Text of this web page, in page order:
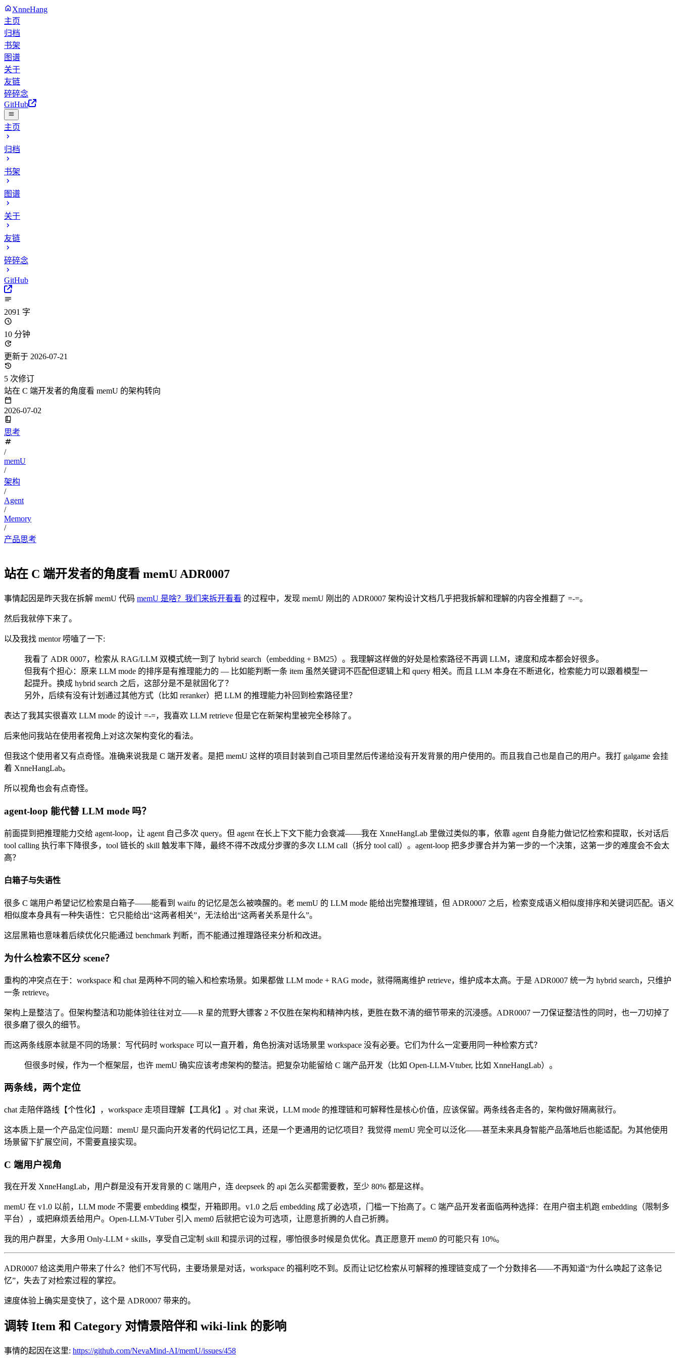
XnneHang
主页
归档
书架
图谱
关于
友链
碎碎念
GitHub
主页
归档
书架
图谱
关于
友链
碎碎念
GitHub
2091 字
10 分钟
更新于 2026-07-21
5 次修订
站在 C 端开发者的角度看 memU 的架构转向
2026-07-02
思考
/
memU
/
架构
/
Agent
/
Memory
/
产品思考
站在 C 端开发者的角度看 memU ADR0007
事情起因是昨天我在拆解 memU 代码 memU 是啥？我们来拆开看看 的过程中，发现 memU 刚出的 ADR0007 架构设计文档几乎把我拆解和理解的内容全推翻了 =-=。
然后我就停下来了。
以及我找 mentor 唠嗑了一下:
我看了 ADR 0007，检索从 RAG/LLM 双模式统一到了 hybrid search（embedding + BM25）。我理解这样做的好处是检索路径不再调 LLM，速度和成本都会好很多。
但我有个担心：原来 LLM mode 的排序是有推理能力的 — 比如能判断一条 item 虽然关键词不匹配但逻辑上和 query 相关。而且 LLM 本身在不断进化，检索能力可以跟着模型一
起提升。换成 hybrid search 之后，这部分是不是就固化了？
另外，后续有没有计划通过其他方式（比如 reranker）把 LLM 的推理能力补回到检索路径里？
表达了我其实很喜欢 LLM mode 的设计 =-=，我喜欢 LLM retrieve 但是它在新架构里被完全移除了。
后来他问我站在使用者视角上对这次架构变化的看法。
但我这个使用者又有点奇怪。准确来说我是 C 端开发者。是把 memU 这样的项目封装到自己项目里然后传递给没有开发背景的用户使用的。而且我自己也是自己的用户。我打 galgame 会挂
着 XnneHangLab。
所以视角也会有点奇怪。
agent-loop 能代替 LLM mode 吗？
前面提到把推理能力交给 agent-loop，让 agent 自己多次 query。但 agent 在长上下文下能力会衰减——我在 XnneHangLab 里做过类似的事，依靠 agent 自身能力做记忆检索和提取，长对话后
tool calling 执行率下降很多，tool 链长的 skill 触发率下降，最终不得不改成分步骤的多次 LLM call（拆分 tool call）。agent-loop 把多步骤合并为第一步的一个决策，这第一步的难度会不会太
高？
白箱子与失语性
很多 C 端用户希望记忆检索是白箱子——能看到 waifu 的记忆是怎么被唤醒的。老 memU 的 LLM mode 能给出完整推理链，但 ADR0007 之后，检索变成语义相似度排序和关键词匹配。语义
相似度本身具有一种失语性：它只能给出“这两者相关”，无法给出“这两者关系是什么”。
这层黑箱也意味着后续优化只能通过 benchmark 判断，而不能通过推理路径来分析和改进。
为什么检索不区分 scene？
重构的冲突点在于：workspace 和 chat 是两种不同的输入和检索场景。如果都做 LLM mode + RAG mode，就得隔离维护 retrieve，维护成本太高。于是 ADR0007 统一为 hybrid search，只维护
一条 retrieve。
架构上是整洁了。但架构整洁和功能体验往往对立——R 星的荒野大镖客 2 不仅胜在架构和精神内核，更胜在数不清的细节带来的沉浸感。ADR0007 一刀保证整洁性的同时，也一刀切掉了
很多磨了很久的细节。
而这两条线原本就是不同的场景：写代码时 workspace 可以一直开着，角色扮演对话场景里 workspace 没有必要。它们为什么一定要用同一种检索方式？
但很多时候，作为一个框架层，也许 memU 确实应该考虑架构的整洁。把复杂功能留给 C 端产品开发（比如 Open-LLM-Vtuber, 比如 XnneHangLab）。
两条线，两个定位
chat 走陪伴路线【个性化】，workspace 走项目理解【工具化】。对 chat 来说，LLM mode 的推理链和可解释性是核心价值，应该保留。两条线各走各的，架构做好隔离就行。
这本质上是一个产品定位问题：memU 是只面向开发者的代码记忆工具，还是一个更通用的记忆项目？我觉得 memU 完全可以泛化——甚至未来具身智能产品落地后也能适配。为其他使用
场景留下扩展空间，不需要直接实现。
C 端用户视角
我在开发 XnneHangLab，用户群是没有开发背景的 C 端用户，连 deepseek 的 api 怎么买都需要教，至少 80% 都是这样。
memU 在 v1.0 以前，LLM mode 不需要 embedding 模型，开箱即用。v1.0 之后 embedding 成了必选项，门槛一下抬高了。C 端产品开发者面临两种选择：在用户宿主机跑 embedding（限制多
平台），或把麻烦丢给用户。Open-LLM-VTuber 引入 mem0 后就把它设为可选项，让愿意折腾的人自己折腾。
我的用户群里，大多用 Only-LLM + skills，享受自己定制 skill 和提示词的过程，哪怕很多时候是负优化。真正愿意开 mem0 的可能只有 10%。
ADR0007 给这类用户带来了什么？他们不写代码，主要场景是对话，workspace 的福利吃不到。反而让记忆检索从可解释的推理链变成了一个分数排名——不再知道“为什么唤起了这条记
忆”，失去了对检索过程的掌控。
速度体验上确实是变快了，这个是 ADR0007 带来的。
调转 Item 和 Category 对情景陪伴和 wiki-link 的影响
事情的起因在这里: https://github.com/NevaMind-AI/memU/issues/458